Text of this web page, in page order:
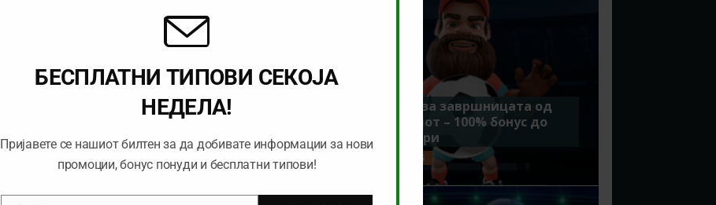
Идеално за завршницата од
Мундијалот – 100% бонус до
7500 денари
ЈУЛИ 15, 2026
БЕСПЛАТНИ ТИПОВИ СЕКОЈА
НЕДЕЛА!
Пријавете се нашиот билтен за да добивате информации за нови
промоции, бонус понуди и бесплатни типови!